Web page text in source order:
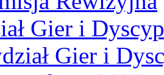
Gier i
Gier i